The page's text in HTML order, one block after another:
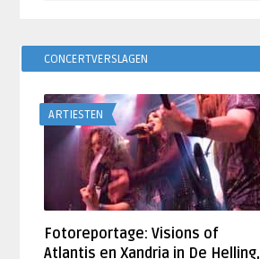
CONCERTVERSLAGEN
ARTIESTEN
Fotoreportage: Visions of
Atlantis en Xandria in De Helling,